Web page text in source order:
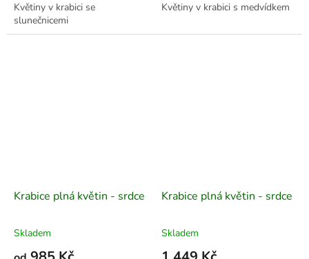
Květiny v krabici se
slunečnicemi
Květiny v krabici s medvídkem
Krabice plná květin - srdce
Skladem
Krabice plná květin - srdce
Skladem